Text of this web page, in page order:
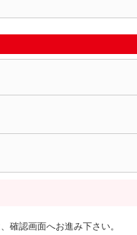
確認画面へお進み下さい。